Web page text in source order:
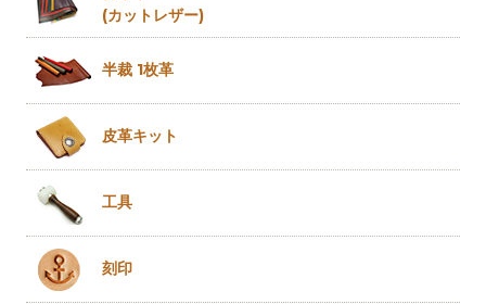
(カットレザー)
半裁 1枚革
皮革キット
工具
刻印